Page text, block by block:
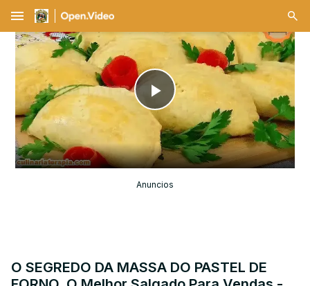
menu
Play
Video
Anuncios
O SEGREDO DA MASSA DO PASTEL DE